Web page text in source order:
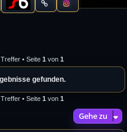
• Seite1 von1
gefunden.
• Seite1 von1
Gehe zu